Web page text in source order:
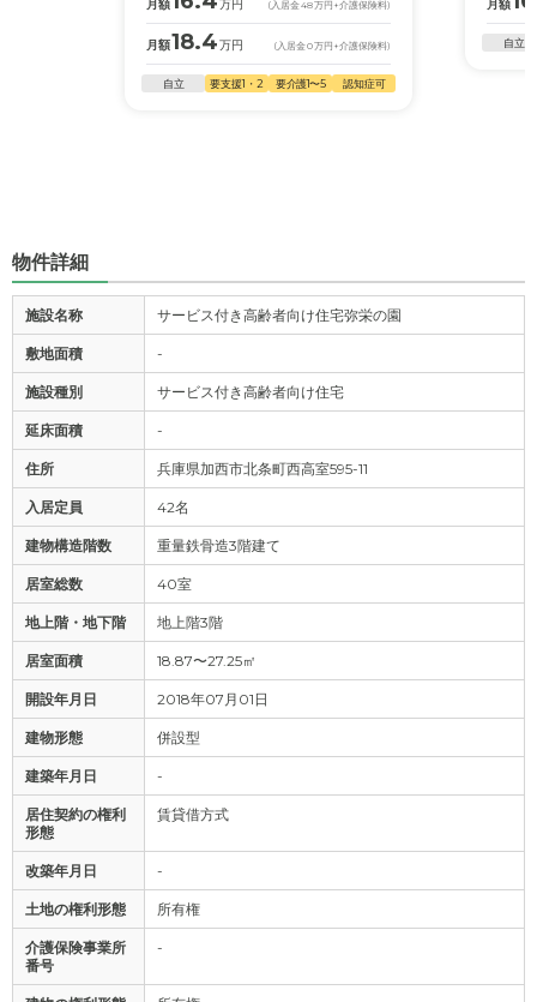
月額 万円 (入居金48万円 +介護保険料)
月額18.4万円 (入居金0万円 +介護保険料)
自立 要支援1・2 要介護1〜5 認知症可
月額
自立
物件詳細
施設名称 サービス付き高齢者向け住宅弥栄の園
敷地面積 -
施設種別 サービス付き高齢者向け住宅
延床面積 -
住所 兵庫県加西市北条町西高室595-11
入居定員 42名
建物構造階数 重量鉄骨造3階建て
居室総数 40室
地上階・地下階 地上階3階
居室面積 18.87〜27.25㎡
開設年月日 2018年07月01日
建物形態 併設型
建築年月日 -
居住契約の権利
形態
賃貸借方式
改築年月日 -
土地の権利形態 所有権
介護保険事業所
番号
-